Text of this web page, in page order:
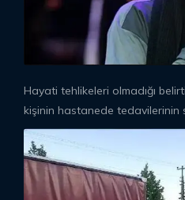
Hayati tehlikeleri olmadığı
kişinin hastanede tedavilerinin